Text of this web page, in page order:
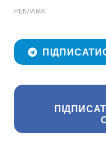
РЕКЛАМА